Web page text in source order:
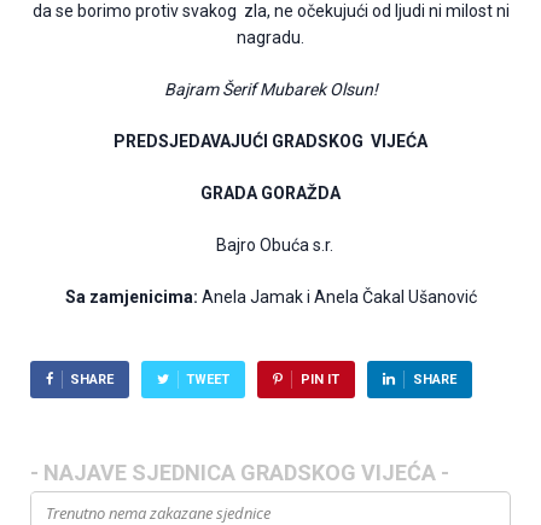
da se borimo protiv svakog zla, ne očekujući od ljudi ni milost ni
nagradu.
Bajram Šerif Mubarek Olsun!
PREDSJEDAVAJUĆI GRADSKOG VIJEĆA
GRADA GORAŽDA
Bajro Obuća s.r.
Sa zamjenicima: Anela Jamak i Anela Čakal Ušanović
SHARE TWEET PIN IT SHARE
- NAJAVE SJEDNICA GRADSKOG VIJEĆA -
Trenutno nema zakazane sjednice